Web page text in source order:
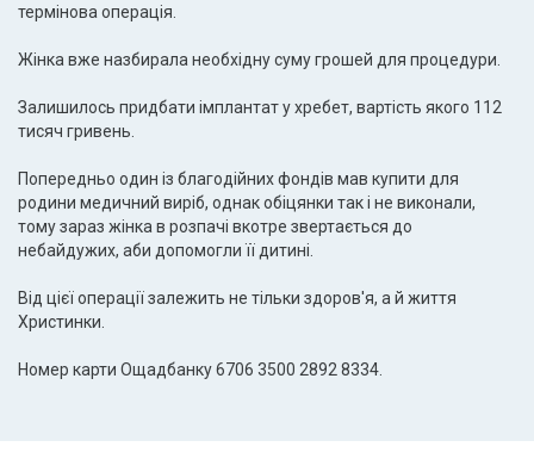
термінова операція.
Жінка вже назбирала необхідну суму грошей для процедури.
Залишилось придбати імплантат у хребет, вартість якого 112
тисяч гривень.
Попередньо один із благодійних фондів мав купити для
родини медичний виріб, однак обіцянки так і не виконали,
тому зараз жінка в розпачі вкотре звертається до
небайдужих, аби допомогли її дитині.
Від цієї операції залежить не тільки здоров'я, а й життя
Христинки.
Номер карти Ощадбанку 6706 3500 2892 8334.